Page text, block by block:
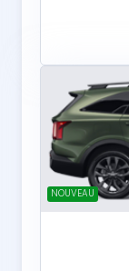
NOUVEAU